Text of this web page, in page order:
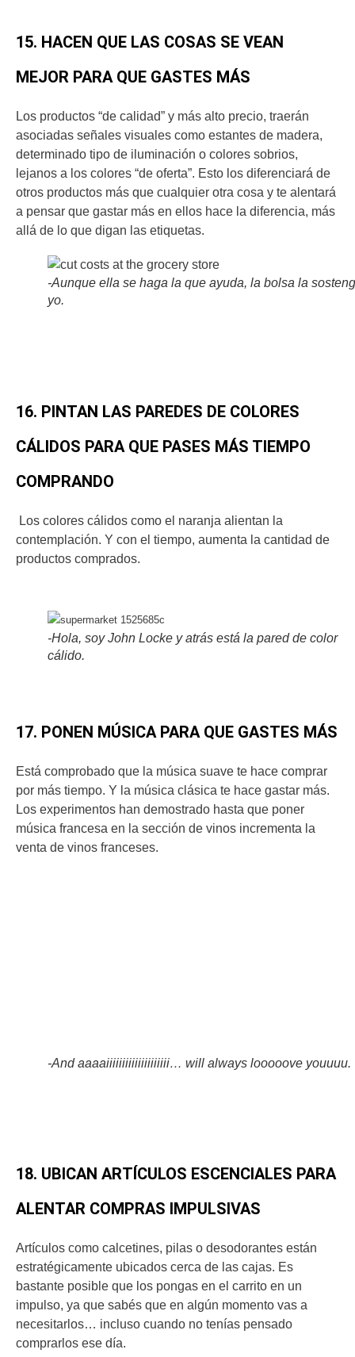
15. HACEN QUE LAS COSAS SE VEAN
MEJOR PARA QUE GASTES MÁS
Los productos “de calidad” y más alto precio, traerán
asociadas señales visuales como estantes de madera,
determinado tipo de iluminación o colores sobrios,
lejanos a los colores “de oferta”. Esto los diferenciará de
otros productos más que cualquier otra cosa y te alentará
a pensar que gastar más en ellos hace la diferencia, más
allá de lo que digan las etiquetas.
-Aunque ella se haga la que ayuda, la bolsa la
yo.
16. PINTAN LAS PAREDES DE COLORES
CÁLIDOS PARA QUE PASES MÁS TIEMPO
COMPRANDO
Los colores cálidos como el naranja alientan la
contemplación. Y con el tiempo, aumenta la cantidad de
productos comprados.
-Hola, soy John Locke y atrás está la pared de color
cálido.
17. PONEN MÚSICA PARA QUE GASTES MÁS
Está comprobado que la música suave te hace comprar
por más tiempo. Y la música clásica te hace gastar más.
Los experimentos han demostrado hasta que poner
música francesa en la sección de vinos incrementa la
venta de vinos franceses.
-And aaaaiiiiiiiiiiiiiiiiiiii… will always looooove youuuu.
18. UBICAN ARTÍCULOS ESCENCIALES PARA
ALENTAR COMPRAS IMPULSIVAS
Artículos como calcetines, pilas o desodorantes están
estratégicamente ubicados cerca de las cajas. Es
bastante posible que los pongas en el carrito en un
impulso, ya que sabés que en algún momento vas a
necesitarlos… incluso cuando no tenías pensado
comprarlos ese día.